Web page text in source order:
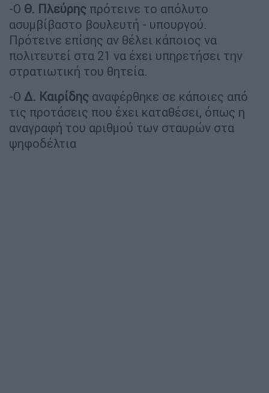
-Ο Θ. Πλεύρης πρότεινε το απόλυτο
ασυμβίβαστο βουλευτή - υπουργού.
Πρότεινε επίσης αν θέλει κάποιος να
πολιτευτεί στα 21 να έχει υπηρετήσει την
στρατιωτική του θητεία.
-Ο Δ. Καιρίδης αναφέρθηκε σε κάποιες από
τις προτάσεις που έχει καταθέσει, όπως η
αναγραφή του αριθμού των σταυρών στα
ψηφοδέλτια